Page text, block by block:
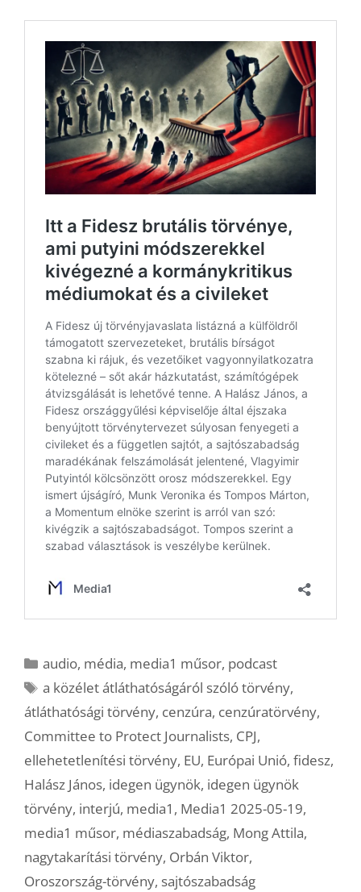
Kategória
audio, média, media1 műsor, podcast
Címkék
a közélet átláthatóságáról szóló törvény,
átláthatósági törvény, cenzúra, cenzúratörvény,
Committee to Protect Journalists, CPJ,
ellehetetlenítési törvény, EU, Európai Unió, fidesz,
Halász János, idegen ügynök, idegen ügynök
törvény, interjú, media1 , Media1 2025-05-19,
media1 műsor, médiaszabadság, Mong Attila,
nagytakarítási törvény, Orbán Viktor,
Oroszország-törvény, sajtószabadság